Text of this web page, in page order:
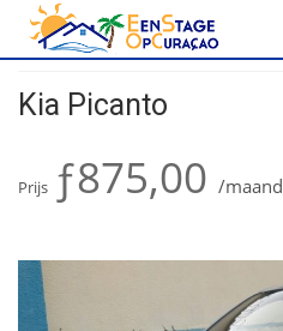
Home Curacao Kia Picanto
Kia Picanto
Prijs ƒ875,00 /maand